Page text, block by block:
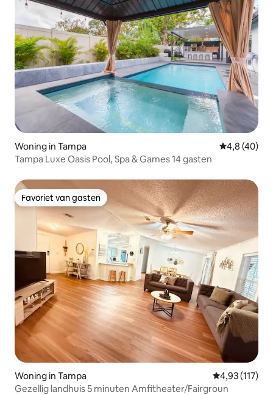
Woning in Tampa Gemiddelde
4,8 (40)
Tampa Luxe Oasis Pool, Spa & Games 14 gasten
Favoriet van gasten
Favoriet van gasten
Woning in Tampa Gemiddelde
4,93 (117)
Gezellig landhuis 5 minuten Amfitheater/Fairgroun